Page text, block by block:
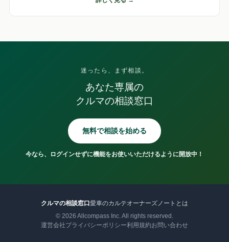
迷ったら、まず相談。
あなた専属の
クルマの相談窓口
無料で相談を始める
今なら、ログインせずに機能をお使いいただけるように開放中！
クルマの相談窓口 愛車のカルテオーナーズノートとは
© 2026 Allcompass Inc. All rights reserved.
運営会社プライバシーポリシー利用規約お問い合わせ